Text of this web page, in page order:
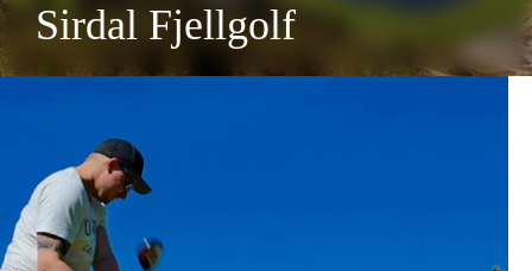
Sirdal Fjellgolf